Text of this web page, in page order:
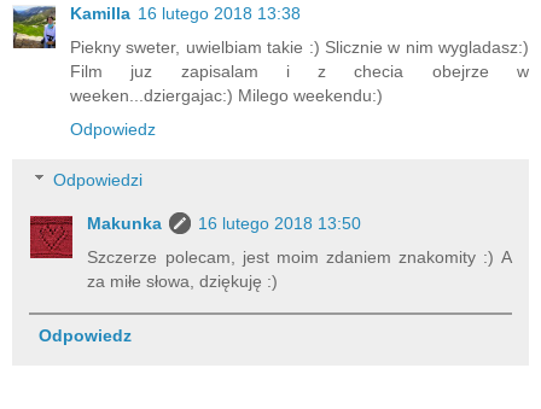
Kamilla 16 lutego 2018 13:38
Piekny sweter, uwielbiam takie :) Slicznie w nim wygladasz:)
Film juz zapisalam i z checia obejrze w
weeken...dziergajac:) Milego weekendu:)
Odpowiedz
Odpowiedzi
Makunka
16 lutego 2018 13:50
Szczerze polecam, jest moim zdaniem znakomity :) A
za miłe słowa, dziękuję :)
Odpowiedz